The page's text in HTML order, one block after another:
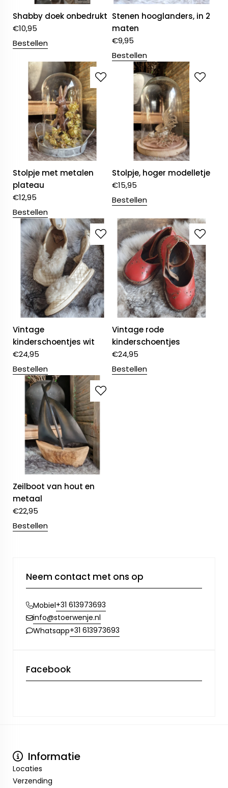
Shabby doek onbedrukt
€10,95
Bestellen
Stenen hooglanders, in 2
maten
€9,95
Bestellen
Stolpje met metalen
plateau
€12,95
Bestellen
Stolpje, hoger modelletje
€15,95
Bestellen
Vintage
kinderschoentjes wit
€24,95
Bestellen
Vintage rode
kinderschoentjes
€24,95
Bestellen
Zeilboot van hout en
metaal
€22,95
Bestellen
Neem contact met ons op
Mobiel+31 613973693
info@stoerwenje.nl
Whatsapp+31 613973693
Facebook
Informatie
Locaties
Verzending